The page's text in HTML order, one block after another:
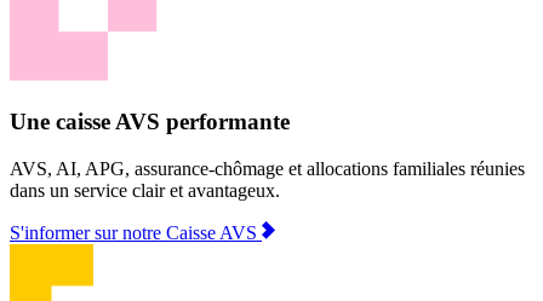
Une caisse AVS performante
AVS, AI, APG, assurance‑chômage et allocations familiales réunies
dans un service clair et avantageux.
S'informer sur notre Caisse AVS